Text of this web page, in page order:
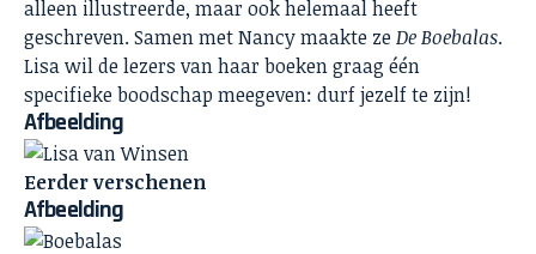
alleen illustreerde, maar ook helemaal heeft
geschreven. Samen met Nancy maakte zeDe Boebalas.
Lisa wil de lezers van haar boeken graag één
specifieke boodschap meegeven: durf jezelf te zijn!
Afbeelding
Eerder verschenen
Afbeelding